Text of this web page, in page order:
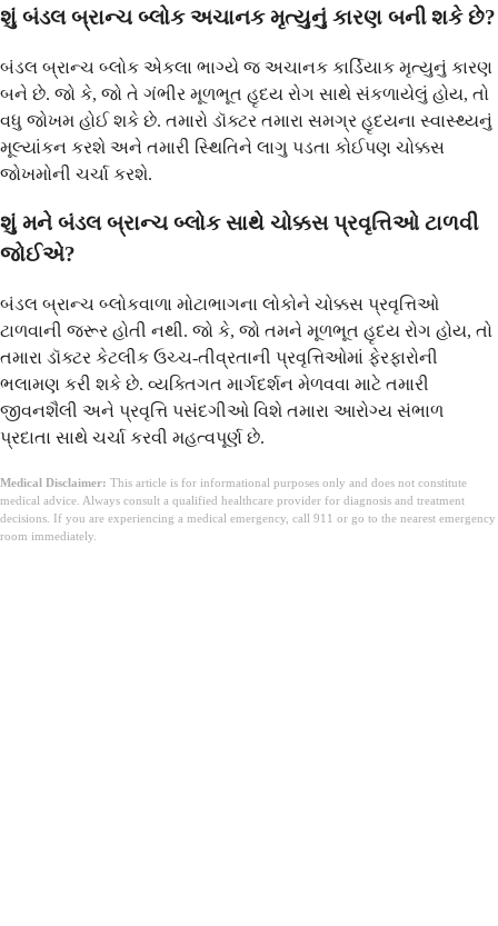
શું બંડલ બ્રાન્ચ બ્લોક અચાનક મૃત્યુનું કારણ બની શકે છે?
બંડલ બ્રાન્ચ બ્લોક એકલા ભાગ્યે જ અચાનક કાર્ડિયાક મૃત્યુનું કારણ
બને છે. જો કે, જો તે ગંભીર મૂળભૂત હૃદય રોગ સાથે સંકળાયેલું હોય, તો
વધુ જોખમ હોઈ શકે છે. તમારો ડૉક્ટર તમારા સમગ્ર હૃદયના સ્વાસ્થ્યનું
મૂલ્યાંકન કરશે અને તમારી સ્થિતિને લાગુ પડતા કોઈપણ ચોક્કસ
જોખમોની ચર્ચા કરશે.
શું મને બંડલ બ્રાન્ચ બ્લોક સાથે ચોક્કસ પ્રવૃત્તિઓ ટાળવી
જોઈએ?
બંડલ બ્રાન્ચ બ્લોકવાળા મોટાભાગના લોકોને ચોક્કસ પ્રવૃત્તિઓ
ટાળવાની જરૂર હોતી નથી. જો કે, જો તમને મૂળભૂત હૃદય રોગ હોય, તો
તમારા ડૉક્ટર કેટલીક ઉચ્ચ-તીવ્રતાની પ્રવૃત્તિઓમાં ફેરફારોની
ભલામણ કરી શકે છે. વ્યક્તિગત માર્ગદર્શન મેળવવા માટે તમારી
જીવનશૈલી અને પ્રવૃત્તિ પસંદગીઓ વિશે તમારા આરોગ્ય સંભાળ
પ્રદાતા સાથે ચર્ચા કરવી મહત્વપૂર્ણ છે.
Medical Disclaimer: This article is for informational purposes only and does not constitute
medical advice. Always consult a qualified healthcare provider for diagnosis and treatment
decisions. If you are experiencing a medical emergency, call 911 or go to the nearest emergency
room immediately.